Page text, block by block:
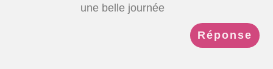
une belle journée
Réponse